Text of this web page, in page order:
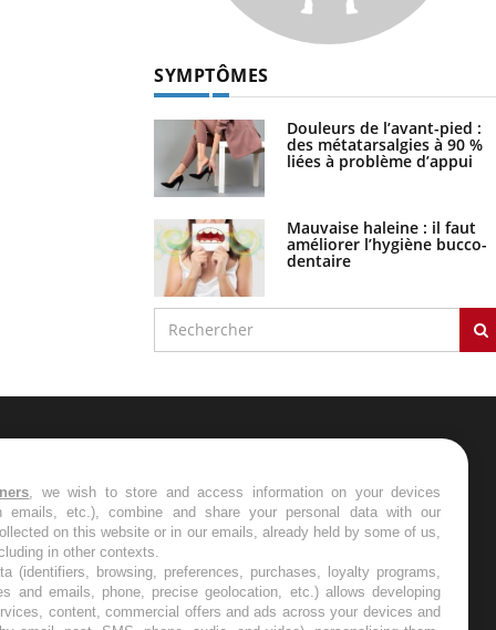
SYMPTÔMES
Douleurs de l’avant-pied :
des métatarsalgies à 90 %
liées à problème d’appui
Mauvaise haleine : il faut
améliorer l’hygiène bucco-
dentaire
les semaines les meilleures
, we wish to store and access information on your devices
emails, etc.), combine and share your personal data with our
on this website or in our emails, already held by some of us,
in other contexts.
(identifiers, browsing, preferences, purchases, loyalty programs,
and emails, phone, precise geolocation, etc.) allows developing
content, commercial offers and ads across your devices and